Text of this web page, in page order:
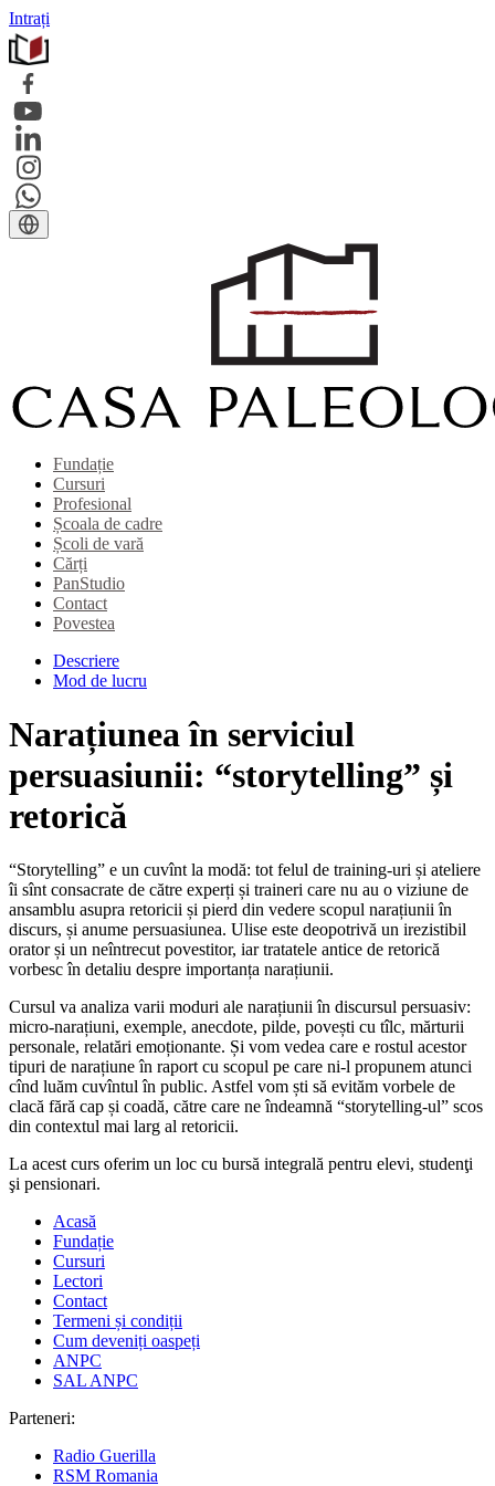
Intrați
Fundație
Cursuri
Profesional
Școala de cadre
Școli de vară
Cărți
PanStudio
Contact
Povestea
Descriere
Mod de lucru
Narațiunea în serviciul
persuasiunii: “storytelling” și
retorică
“Storytelling” e un cuvînt la modă: tot felul de training-uri și ateliere
îi sînt consacrate de către experți și traineri care nu au o viziune de
ansamblu asupra retoricii și pierd din vedere scopul narațiunii în
discurs, și anume persuasiunea. Ulise este deopotrivă un irezistibil
orator și un neîntrecut povestitor, iar tratatele antice de retorică
vorbesc în detaliu despre importanța narațiunii.
Cursul va analiza varii moduri ale narațiunii în discursul persuasiv:
micro-narațiuni, exemple, anecdote, pilde, povești cu tîlc, mărturii
personale, relatări emoționante. Și vom vedea care e rostul acestor
tipuri de narațiune în raport cu scopul pe care ni-l propunem atunci
cînd luăm cuvîntul în public. Astfel vom ști să evităm vorbele de
clacă fără cap și coadă, către care ne îndeamnă “storytelling-ul” scos
din contextul mai larg al retoricii.
La acest curs oferim un loc cu bursă integrală pentru elevi, studenţi
şi pensionari.
Acasă
Fundație
Cursuri
Lectori
Contact
Termeni și condiții
Cum deveniți oaspeți
ANPC
SAL ANPC
Parteneri:
Radio Guerilla
RSM Romania